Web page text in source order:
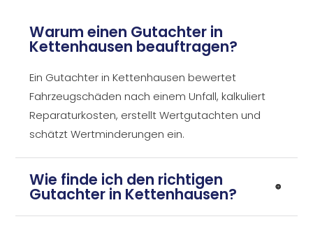
Warum einen Gutachter in
Kettenhausen beauftragen?
Ein Gutachter in Kettenhausen bewertet
Fahrzeugschäden nach einem Unfall, kalkuliert
Reparaturkosten, erstellt Wertgutachten und
schätzt Wertminderungen ein.
Wie finde ich den richtigen
Gutachter in Kettenhausen?